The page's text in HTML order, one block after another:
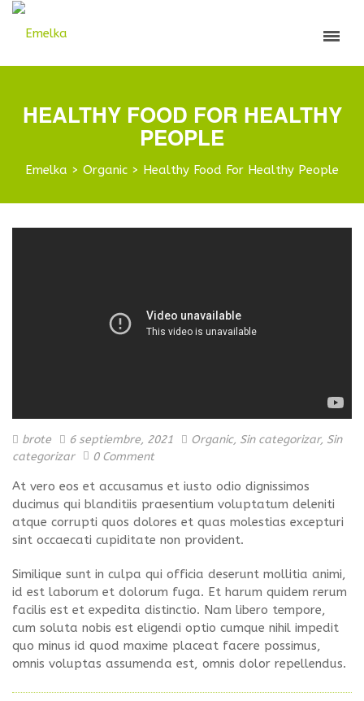
HEALTHY FOOD FOR HEALTHY
PEOPLE
Emelka > Organic > Healthy Food For Healthy People
brote 6 septiembre, 2021 Organic, Sin categorizar, Sin
categorizar
0 Comment
At vero eos et accusamus et iusto odio dignissimos
ducimus qui blanditiis praesentium voluptatum deleniti
atque corrupti quos dolores et quas molestias excepturi
sint occaecati cupiditate non provident.
Similique sunt in culpa qui officia deserunt mollitia animi,
id est laborum et dolorum fuga. Et harum quidem rerum
facilis est et expedita distinctio. Nam libero tempore,
cum soluta nobis est eligendi optio cumque nihil impedit
quo minus id quod maxime placeat facere possimus,
omnis voluptas assumenda est, omnis dolor repellendus.